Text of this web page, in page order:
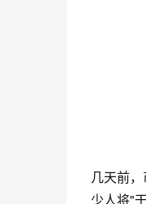
几天前
少人将"